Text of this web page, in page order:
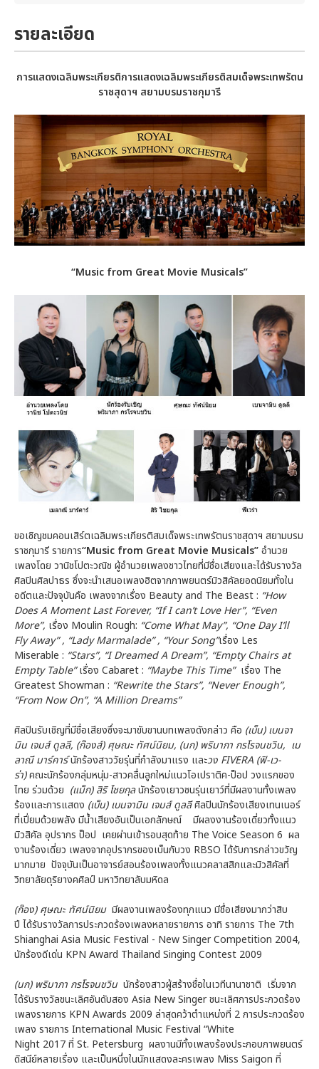
รายละเอียด
การแสดงเฉลิมพระเกียรติการแสดงเฉลิมพระเกียรติสมเด็จพระเทพรัตน
ราชสุดาฯ สยามบรมราชกุมารี
“Music from Great Movie Musicals”
ขอเชิญชมคอนเสิร์ตเฉลิมพระเกียรติสมเด็จพระเทพรัตนราชสุดาฯ สยามบรม
ราชกุมารี รายการ“Music from Great Movie Musicals”อำนวย
เพลงโดย วานิชโปตะวณิช ผู้อำนวยเพลงชาวไทยที่มีชื่อเสียงและได้รับรางวัล
ศิลปินศิลปาธร ซึ่งจะนำเสนอเพลงฮิตจากภาพยนตร์มิวสิคัลยอดนิยมทั้งใน
อดีตและปัจจุบันคือ เพลงจากเรื่อง Beauty and The Beast : “How
Does A Moment Last Forever, “If I can’t Love Her”, “Even
More”, เรื่อง Moulin Rough: “Come What May”, “One Day I’ll
Fly Away” , “Lady Marmalade” , “Your Song”เรื่อง Les
Miserable : “Stars”, “I Dreamed A Dream”, “Empty Chairs at
Empty Table”เรื่อง Cabaret : “Maybe This Time”เรื่อง The
Greatest Showman : “Rewrite the Stars”, “Never Enough”,
“From Now On”, “A Million Dreams”
ศิลปินรับเชิญที่มีชื่อเสียงซึ่งจะมาขับขานบทเพลงดังกล่าว คือ (เบ็น) เบนจา
มิน เจมส์ ดูลลี, (ก๊องส์) ศุษณะ ทัศน์นิยม, (นก) พริมาภา กรโรจนชวิน, เม
ลาณี มาร์คาร์นักร้องสาววัยรุ่นที่กำลังมาแรง และวง FIVERA (ฟิ-เว-
ร่า)คณะนักร้องกลุ่มหนุ่ม-สาวคลื่นลูกใหม่แนวโอเปราติค-ป็อป วงแรกของ
ไทย ร่วมด้วย (แม็ก) สิริ ไชยกุลนักร้องเยาวชนรุ่นเยาว์ที่มีผลงานทั้งเพลง
ร้องและการแสดง (เบ็น) เบนจามิน เจมส์ ดูลลีศิลปินนักร้องเสียงเทนเนอร์
ที่เปี่ยมด้วยพลัง มีน้ำเสียงอันเป็นเอกลักษณ์ มีผลงงานร้องเดี่ยวทั้งแนว
มิวสิคัล อุปรากร ป็อป เคยผ่านเข้ารอบสุดท้าย The Voice Season 6 ผล
งานร้องเดี่ยว เพลงจากอุปรากรของเบ็นกับวง RBSO ได้รับการกล่าวขวัญ
มากมาย ปัจจุบันเป็นอาจารย์สอนร้องเพลงทั้งแนวคลาสสิกและมิวสิคัลที่
วิทยาลัยดุริยางคศิลป์ มหาวิทยาลับมหิดล
(ก๊อง) ศุษณะ ทัศน์นิยมมีผลงานเพลงร้องทุกแนว มีชื่อเสียงมากว่าสิบ
ปี ได้รับรางวัลการประกวดร้องเพลงหลายรายการ อาทิ รายการ The 7th
Shianghai Asia Music Festival - New Singer Competition 2004,
นักร้องดีเด่น KPN Award Thailand Singing Contest 2009
(นก) พริมาภา กรโรจนชวินนักร้องสาวผู้สร้างชื่อในเวทีนานาชาติ เริ่มจาก
ได้รับรางวัลชนะเลิศอันดับสอง Asia New Singer ชนะเลิศการประกวดร้อง
เพลงรายการ KPN Awards 2009 ล่าสุดคว้าตำแหน่งที่ 2 การประกวดร้อง
เพลง รายการ International Music Festival “White
Night 2017 ที่ St. Petersburg ผลงานมีทั้งเพลงร้องประกอบภาพยนตร์
ดิสนีย์หลายเรื่อง และเป็นหนึ่งในนักแสดงละครเพลง Miss Saigon ที่